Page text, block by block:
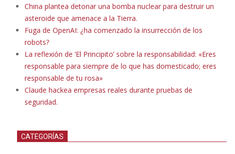
China plantea detonar una bomba nuclear para destruir un
asteroide que amenace a la Tierra.
Fuga de OpenAI: ¿ha comenzado la insurrección de los
robots?
La reflexión de ‘El Principito’ sobre la responsabilidad: «Eres
responsable para siempre de lo que has domesticado; eres
responsable de tu rosa»
Claude hackea empresas reales durante pruebas de
seguridad.
CATEGORÍAS